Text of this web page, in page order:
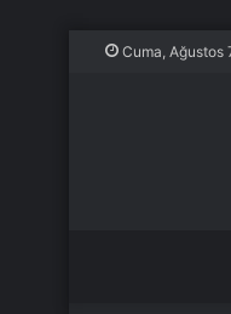
Cuma, Ağustos